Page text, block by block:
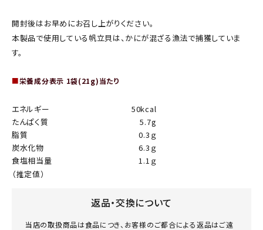
開封後はお早めにお召し上がりください。
本製品で使用している帆立貝は、かにが混ざる漁法で捕獲していま
す。
■栄養成分表示 1袋(21g)当たり
エネルギー
50kcal
たんぱく質
5.7g
脂質
0.3ｇ
炭水化物
6.3ｇ
食塩相当量
1.1ｇ
（推定値）
返品・交換について
当店の取扱商品は食品につき、お客様のご都合による返品はご遠